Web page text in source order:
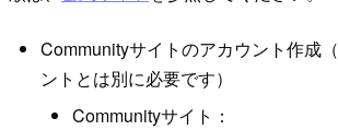
Communityサイトのアカウント作成
ントとは別に必要です）
Communityサイト：